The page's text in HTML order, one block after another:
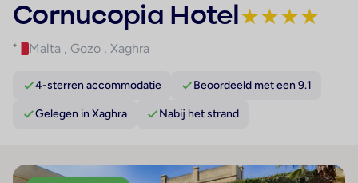
Cornucopia Hotel★★★★
Malta , Gozo , Xaghra
4-sterren accommodatie Beoordeeld met een 9.1
Gelegen in Xaghra Nabij het strand